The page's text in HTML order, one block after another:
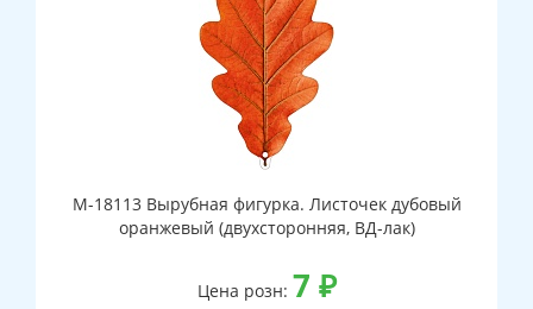
М-18113 Вырубная фигурка. Листочек дубовый
оранжевый (двухсторонняя, ВД-лак)
Цена розн: 7 ₽